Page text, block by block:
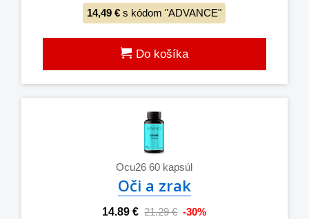
14,49 € s kódom "ADVANCE"
Do košíka
Ocu26 60 kapsúl
Oči a zrak
14.89 € 21.29 € -30%